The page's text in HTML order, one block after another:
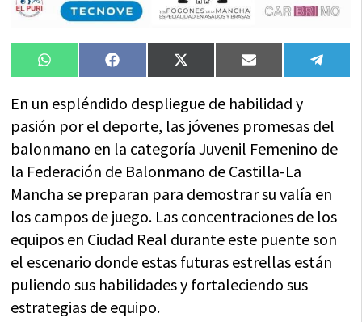
Compartir
en
WhatsAppCompartir
en
FacebookCompartir
en
X
(Twitter)
Compartir
en
Email
en
En un espléndido despliegue de habilidad y
pasión por el deporte, las jóvenes promesas del
balonmano en la categoría Juvenil Femenino de
la Federación de Balonmano de Castilla-La
Mancha se preparan para demostrar su valía en
los campos de juego. Las concentraciones de los
equipos en Ciudad Real durante este puente son
el escenario donde estas futuras estrellas están
puliendo sus habilidades y fortaleciendo sus
estrategias de equipo.